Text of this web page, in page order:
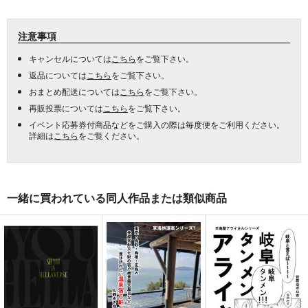
注意事項
キャンセルについては こちらをご覧下さい。
返品については こちらをご覧下さい。
おまとめ配送については こちらをご覧下さい。
再販投票については こちらをご覧下さい。
イベント応募券付商品などをご購入の際は毎度便をご利用ください。
詳細は こちらをご覧ください。
一緒に買われている同人作品または類似商品